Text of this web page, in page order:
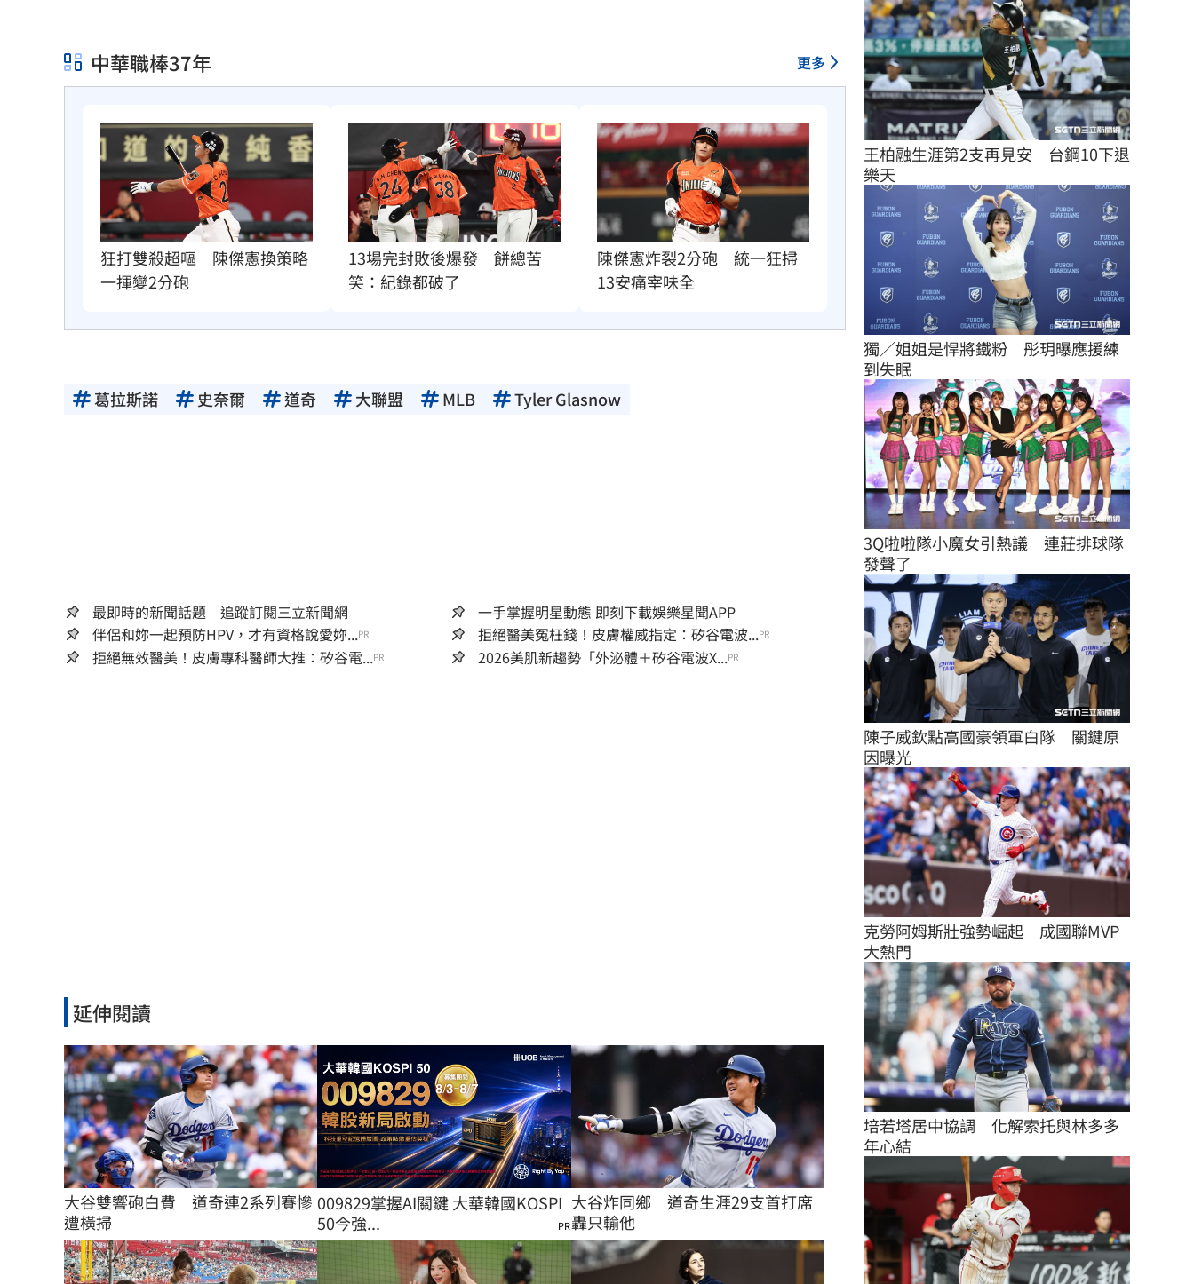
中華職棒37年 更多
狂打雙殺超嘔　陳傑憲換策略
一揮變2分砲
13場完封敗後爆發　餅總苦
笑：紀錄都破了
陳傑憲炸裂2分砲　統一狂掃
13安痛宰味全
葛拉斯諾 史奈爾 道奇 大聯盟 MLB Tyler Glasnow
最即時的新聞話題 追蹤訂閱三立新聞網
一手掌握明星動態 即刻下載娛樂星聞APP
伴侶和妳一起預防HPV，才有資格說愛妳...PR 拒絕醫美冤枉錢！皮膚權威指定：矽谷電波...PR
拒絕無效醫美！皮膚專科醫師大推：矽谷電...PR 2026美肌新趨勢「外泌體＋矽谷電波X...PR
延伸閱讀
大谷雙響砲白費　道奇連2系列賽慘
遭橫掃
009829掌握AI關鍵 大華韓國KOSPI
50今強...
PR
大谷炸同鄉　道奇生涯29支首打席
轟只輸他
王柏融生涯第2支再見安　台鋼10下退
樂天
獨／姐姐是悍將鐵粉　彤玥曝應援練
到失眠
3Q啦啦隊小魔女引熱議　連莊排球隊
發聲了
陳子威欽點高國豪領軍白隊　關鍵原
因曝光
克勞阿姆斯壯強勢崛起　成國聯MVP
大熱門
培若塔居中協調　化解索托與林多多
年心結